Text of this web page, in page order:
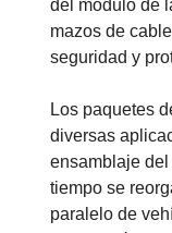
del módulo de
mazos de
seguridad y
Los paquetes
diversas
ensamblaje
tiempo se
paralelo de
Electrificación
La
prioridades de